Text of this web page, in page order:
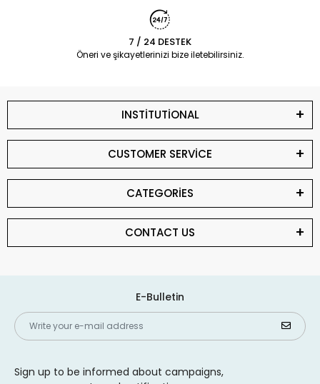
7 / 24 DESTEK
Öneri ve şikayetlerinizi bize iletebilirsiniz.
INSTİTUTİONAL
CUSTOMER SERVİCE
CATEGORİES
CONTACT US
E-Bulletin
Sign up to be informed about campaigns,